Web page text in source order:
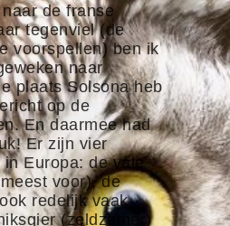
de franse
tegenviel (de
voorspellen) ben ik
naar
plaats Solsona heb
op de
En daarmee had
Er zijn vier
Europa: de vale
voor), de
redelijk vaak
(zeldzamer)